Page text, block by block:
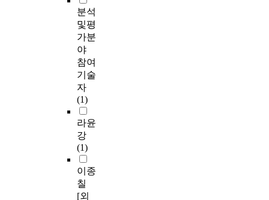
분석
및평
가분
야
참여
기술
자
(1)
라윤
강
(1)
이종
칠
[외